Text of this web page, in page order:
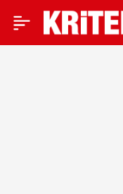
DSÖ: Sudan’daki